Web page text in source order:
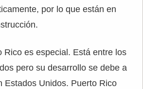
por lo que están en
Rico es especial. Está entre los
pero su desarrollo se debe a
Estados Unidos. Puerto Rico